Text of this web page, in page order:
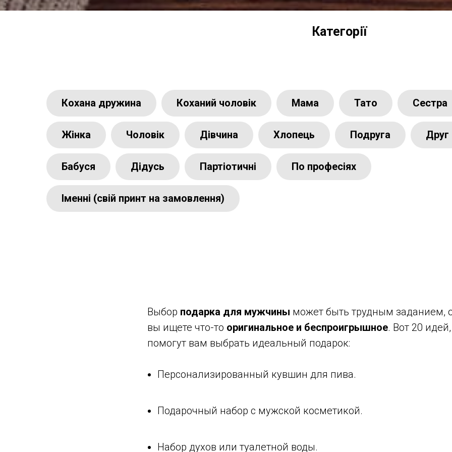
Категорії
Кохана дружина Коханий чоловік Мама Тато Сестра
Жінка Чоловік Дівчина Хлопець Подруга Друг
Бабуся Дідусь Партіотичні По професіях
Іменні (свій принт на замовлення)
Выбор подарка для мужчины может быть трудным заданием,
вы ищете что-то оригинальное и беспроигрышное. Вот 20
помогут вам выбрать идеальный подарок:
Персонализированный кувшин для пива.
Подарочный набор с мужской косметикой.
Набор духов или туалетной воды.